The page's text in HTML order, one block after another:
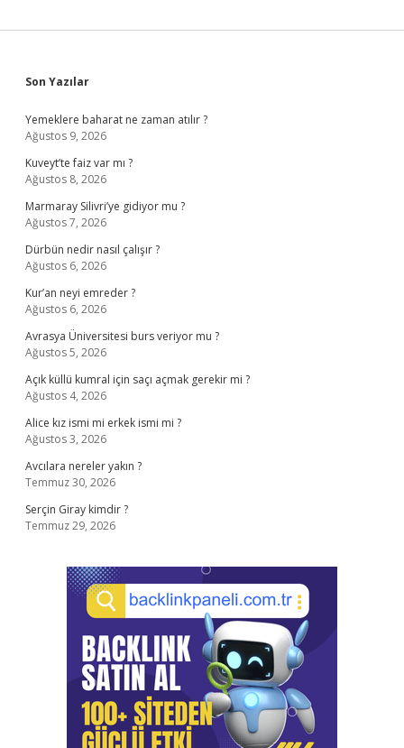
Sidebar
Son Yazılar
Yemeklere baharat ne zaman atılır ?
Ağustos 9, 2026
Kuveyt’te faiz var mı ?
Ağustos 8, 2026
Marmaray Silivri’ye gidiyor mu ?
Ağustos 7, 2026
Dürbün nedir nasıl çalışır ?
Ağustos 6, 2026
Kur’an neyi emreder ?
Ağustos 6, 2026
Avrasya Üniversitesi burs veriyor mu ?
Ağustos 5, 2026
Açık küllü kumral için saçı açmak gerekir mi ?
Ağustos 4, 2026
Alice kız ismi mi erkek ismi mi ?
Ağustos 3, 2026
Avcılara nereler yakın ?
Temmuz 30, 2026
Serçin Giray kimdir ?
Temmuz 29, 2026